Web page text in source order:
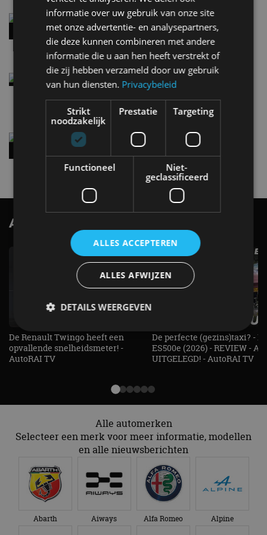
Audi A2 e-Tron mikt op verbruik van 12,8 kWh
per 100 kilometer
4 aug
Elektrische Geely E2 (tijdelijk) net zo goedkoop
als een Renault Twingo
4 aug
Vernieuwde Hyundai Ioniq 6 rijdt tot 680
kilometer en wordt goedkoper
4 aug
AutoRAI.nl TV
De Renault Twingo heeft een
opvallende snelheidsmeter! -
AutoRAI TV
De perfecte (gezins)taxi? -
ES500e (2026) - REVIEW -
UITGELEGD! - AutoRAI TV
Alle automerken
Selecteer een merk voor meer informatie, modellen
en alle nieuwsberichten
Abarth Aiways Alfa Romeo Alpine
informatie over uw gebruik van onze site
met onze advertentie- en analysepartners,
die deze kunnen combineren met andere
informatie die u aan hen heeft verstrekt of
die zij hebben verzameld door uw gebruik
van hun diensten. Privacybeleid
Strikt
noodzakelijk
Prestatie Targeting
Functioneel
Niet-
geclassificeerd
ALLES ACCEPTEREN
ALLES AFWIJZEN
DETAILS WEERGEVEN
Prestatie
Targeting
Strikt noodzakelijke cookies maken de
kernfunctionaliteiten van de website mogelijk, zoals
website kan niet goed worden gebruikt zonder de
strikt noodzakelijke cookies.
Aanbieder/
Vervaldatum
cf_clearance
Cloudflare,
.autorai.nl